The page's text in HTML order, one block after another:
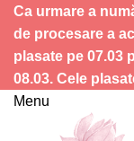
Ca urmare a
de procesare a
plasate pe 07.03
08.03. Cele
Menu